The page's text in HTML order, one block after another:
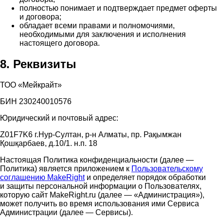
полностью понимает и подтверждает предмет оферты
и договора;
обладает всеми правами и полномочиями,
необходимыми для заключения и исполнения
настоящего договора.
8. Реквизиты
ТОО «Мейкрайт»
БИН 230240010576
Юридический и почтовый адрес:
Z01F7K6 г.Нур-Султан, р-н Алматы, пр. Рақымжан
Қошқарбаев, д.10/1. н.п. 18
Настоящая Политика конфиденциальности (далее —
Политика) является приложением к Пользовательскому
соглашению MakeRightи определяет порядок обработки
и защиты персональной информации о Пользователях,
которую сайт MakeRight.ru (далее — «Администрация»),
может получить во время использования ими Cервиса
Администрации (далее — Сервисы).